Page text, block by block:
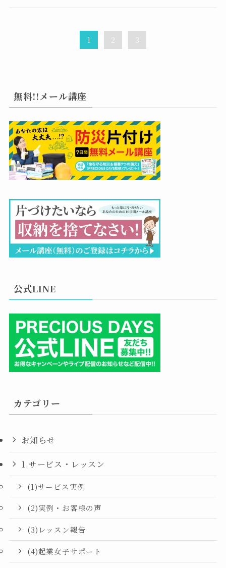
1 2 3
無料!!メール講座
公式LINE
カテゴリー
お知らせ
1.サービス・レッスン
(1)サービス実例
(2)実例・お客様の声
(3)レッスン報告
(4)起業女子サポート